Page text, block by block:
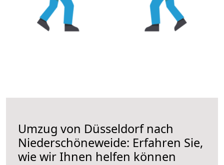
Umzug von Düsseldorf nach
Niederschöneweide: Erfahren Sie,
wie wir Ihnen helfen können